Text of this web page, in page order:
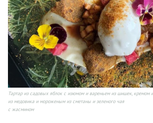
Тартар из садовых яблок с изюмом и вареньем из шишек, кремом
из медовика и мороженым из сметаны и зеленого чая
с жасмином